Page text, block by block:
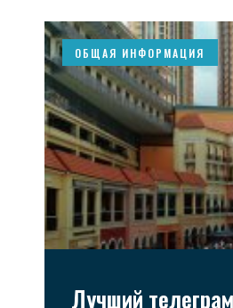
ОБЩАЯ ИНФОРМАЦИЯ
Лучший